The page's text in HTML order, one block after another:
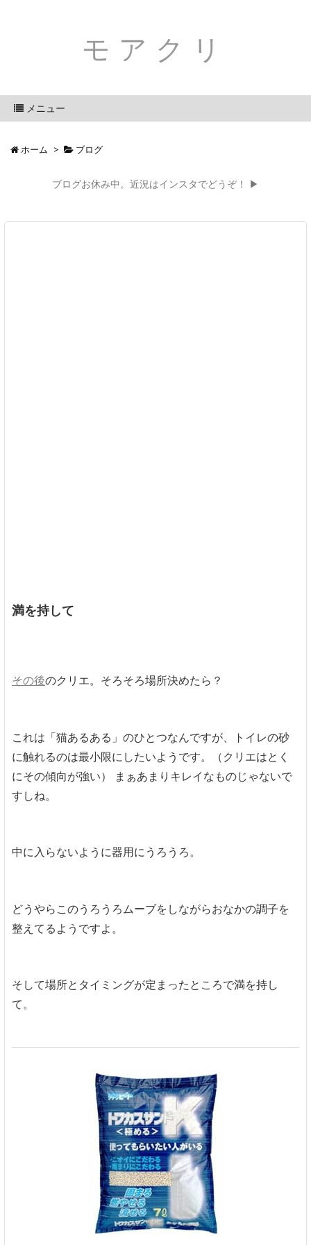
モアクリ
メニュー
ホーム > ブログ
ブログお休み中。近況はインスタでどうぞ！ ▶
満を持して
その後のクリエ。そろそろ場所決めたら？
これは「猫あるある」のひとつなんですが、トイレの砂
に触れるのは最小限にしたいようです。（クリエはとく
にその傾向が強い） まぁあまりキレイなものじゃないで
すしね。
中に入らないように器用にうろうろ。
どうやらこのうろうろムーブをしながらおなかの調子を
整えてるようですよ。
そして場所とタイミングが定まったところで満を持し
て。